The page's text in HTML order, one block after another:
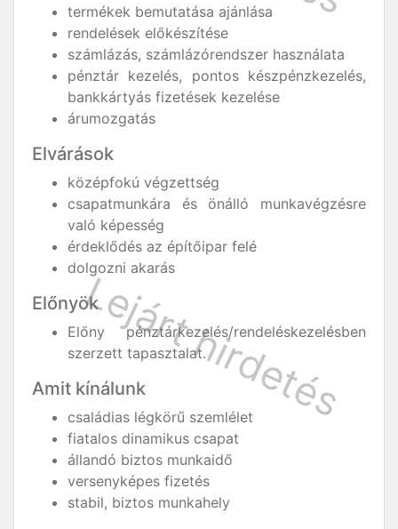
termékek bemutatása ajánlása
rendelések előkészítése
számlázás, számlázórendszer használata
pénztár kezelés, pontos készpénzkezelés,
bankkártyás fizetések kezelése
árumozgatás
Elvárások
középfokú végzettség
csapatmunkára és önálló munkavégzésre
való képesség
érdeklődés az építőipar felé
dolgozni akarás
Előnyök
Előny pénztárkezelés/rendeléskezelésben
szerzett tapasztalat.
Amit kínálunk
családias légkörű szemlélet
fiatalos dinamikus csapat
állandó biztos munkaidő
versenyképes fizetés
stabil, biztos munkahely